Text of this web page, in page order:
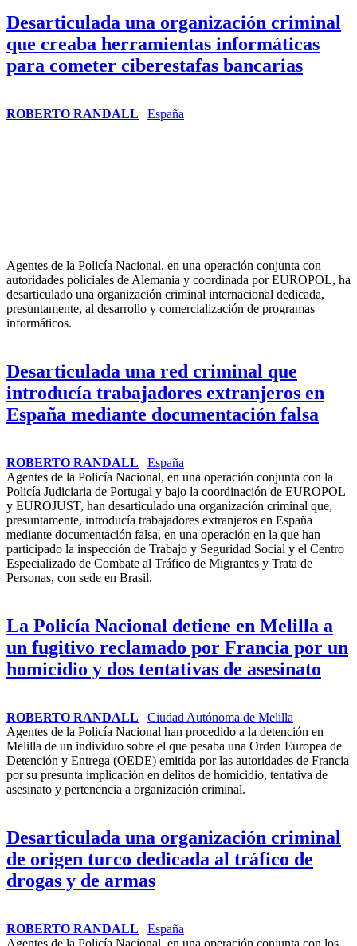
Desarticulada una organización criminal
que creaba herramientas informáticas
para cometer ciberestafas bancarias
ROBERTO RANDALL | España
Agentes de la Policía Nacional, en una operación conjunta con
autoridades policiales de Alemania y coordinada porEUROPOL, ha
desarticulado una organización criminal internacional dedicada,
presuntamente, al desarrollo y comercialización de programas
informáticos.
Desarticulada una red criminal que
introducía trabajadores extranjeros en
España mediante documentación falsa
ROBERTO RANDALL | España
Agentes de la Policía Nacional, en una operación conjunta con la
Policía Judiciaria de Portugal y bajo la coordinación de EUROPOL
y EUROJUST, han desarticulado una organización criminal que,
presuntamente, introducía trabajadores extranjeros en España
mediante documentación falsa, en una operación en la que han
participado la inspección de Trabajo y Seguridad Social y el Centro
Especializado de Combate al Tráfico de Migrantes y Trata de
Personas, con sede en Brasil.
La Policía Nacional detiene en Melilla a
un fugitivo reclamado por Francia por un
homicidio y dos tentativas de asesinato
ROBERTO RANDALL | Ciudad Autónoma de Melilla
Agentes de la Policía Nacional han procedido a la detención en
Melilla de un individuo sobre el que pesaba una Orden Europea de
Detención y Entrega (OEDE) emitida por las autoridades de Francia
por su presunta implicación en delitos de homicidio, tentativa de
asesinato y pertenencia a organización criminal.
Desarticulada una organización criminal
de origen turco dedicada al tráfico de
drogas y de armas
ROBERTO RANDALL | España
Agentes de la Policía Nacional, en una operación conjunta con los